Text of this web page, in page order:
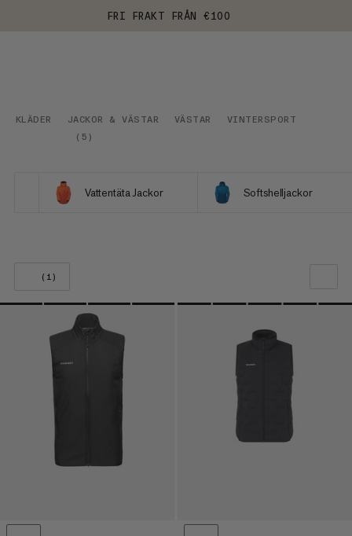
FRI FRAKT FRÅN €100
KLÄDER JACKOR & VÄSTAR VÄSTAR
VINTERSPORT
( 5 )
Vattentäta Jackor Softshelljackor
(1)
VÅR REKOMMENDATION
PRIS LÅGT TILL HÖGT
PRIS HÖG TILL LÅG
VAD ÄR NYTT